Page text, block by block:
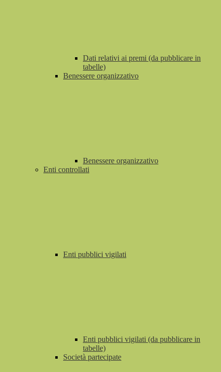
Dati relativi ai premi (da pubblicare in
tabelle)
Benessere organizzativo
Benessere organizzativo
Enti controllati
Enti pubblici vigilati
Enti pubblici vigilati (da pubblicare in
tabelle)
Società partecipate